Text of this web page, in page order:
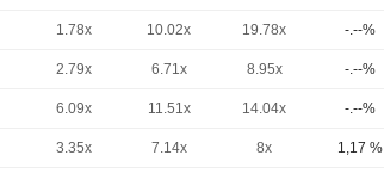
1.78x 10.02x 19.78x -.--%
2.79x 6.71x 8.95x -.--%
6.09x 11.51x 14.04x -.--%
3.35x 7.14x 8x 1,17 %